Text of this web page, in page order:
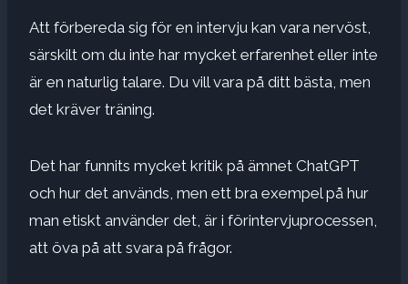
Att förbereda sig för en intervju kan vara nervöst,
särskilt om du inte har mycket erfarenhet eller inte
är en naturlig talare. Du vill vara på ditt bästa, men
det kräver träning.
Det har funnits mycket kritik på ämnet ChatGPT
och hur det används, men ett bra exempel på hur
man etiskt använder det, är i förintervjuprocessen,
att öva på att svara på frågor.